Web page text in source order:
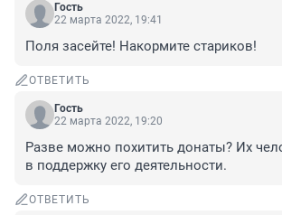
Гость
22 марта 2022, 19:41
Поля засейте! Накормите стариков!
ОТВЕТИТЬ
Гость
22 марта 2022, 19:20
Разве можно похитить донаты? Их
в поддержку его деятельности.
ОТВЕТИТЬ